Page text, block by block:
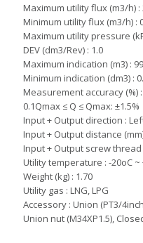
Maximum utility flux (m3/h) :
Minimum utility flux (m3/h) :
Maximum utility pressure
DEV (dm3/Rev) : 1.0
Maximum indication (m3) :
Minimum indication (dm3) :
Measurement accuracy (%) :
0.1Qmax ≤ Q ≤ Qmax: ±1.5%
Input + Output direction :
Input + Output distance
Input + Output screw thread
Utility temperature : -20oC ~
Weight (kg) : 1.70
Utility gas : LNG, LPG
Accessory : Union (PT3/
Union nut (M34XP1.5),